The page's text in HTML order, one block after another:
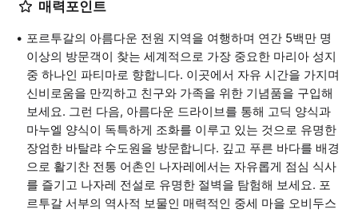
매력포인트
포르투갈의 아름다운 전원 지역을 여행하며 연간 5백만 명
이상의 방문객이 찾는 세계적으로 가장 중요한 마리아 성지
중 하나인 파티마로 향합니다. 이곳에서 자유 시간을 가지며
신비로움을 만끽하고 친구와 가족을 위한 기념품을 구입해
보세요. 그런 다음, 아름다운 드라이브를 통해 고딕 양식과
마누엘 양식이 독특하게 조화를 이루고 있는 것으로 유명한
장엄한 바탈랴 수도원을 방문합니다. 깊고 푸른 바다를 배경
으로 활기찬 전통 어촌인 나자레에서는 자유롭게 점심 식사
를 즐기고 나자레 전설로 유명한 절벽을 탐험해 보세요. 포
르투갈 서부의 역사적 보물인 매력적인 중세 마을 오비두스